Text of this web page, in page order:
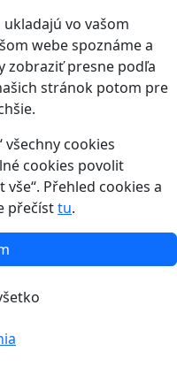
vo vašom
webe spoznáme a
zobraziť presne podľa
stránok potom pre
cookies
cookies povolit
Přehled cookies a
přečísttu.